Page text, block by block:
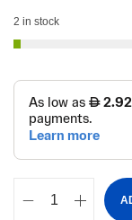
2 in stock